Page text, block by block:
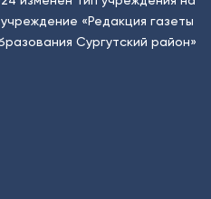
«Редакция газеты
Сургутский район»